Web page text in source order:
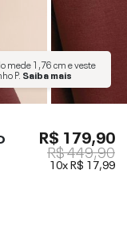
mede1,76 cme veste
P. Saiba mais
R$ 179,90
R$ 449,90
10xR$ 17,99